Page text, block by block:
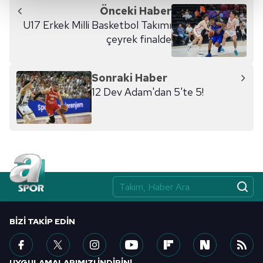
Her halükârda, kullanıcılar, bu çerezlere izin vermedikleri
takdirde, kullanıcılara hedefli reklamlar
Sizlere daha iyi bir hizmet sunabilmek için İnternet
Sitemizde kendimize ve üçüncü kişilere ait çerezler
kullanılmaktadır. Bu çerezler vasıtasıyla çeşitli kişisel
verileriniz işlenmekte olup gerekli olan çerezler bilgi
kılınması ve kişiselleştirilmesi ve sizlere yönelik
reklam/pazarlama faaliyetlerinin yapılması, amaçlarıyla
sınırlı olarak açık rızanız dahilinde kullanılacaktır.
vasıtasıyla belirleyebilirsiniz. Çerezlere ilişkin detaylı bilgi
için Ayarlar butonuna tıklayabilir,
Çerez Bilgilendirme
Metnimiziziyaret edebilirsiniz.
Önceki Haber
U17 Erkek Milli Basketbol Takımı
çeyrek finalde
Sonraki Haber
12 Dev Adam'dan 5'te 5!
BIZI TAKIP EDIN